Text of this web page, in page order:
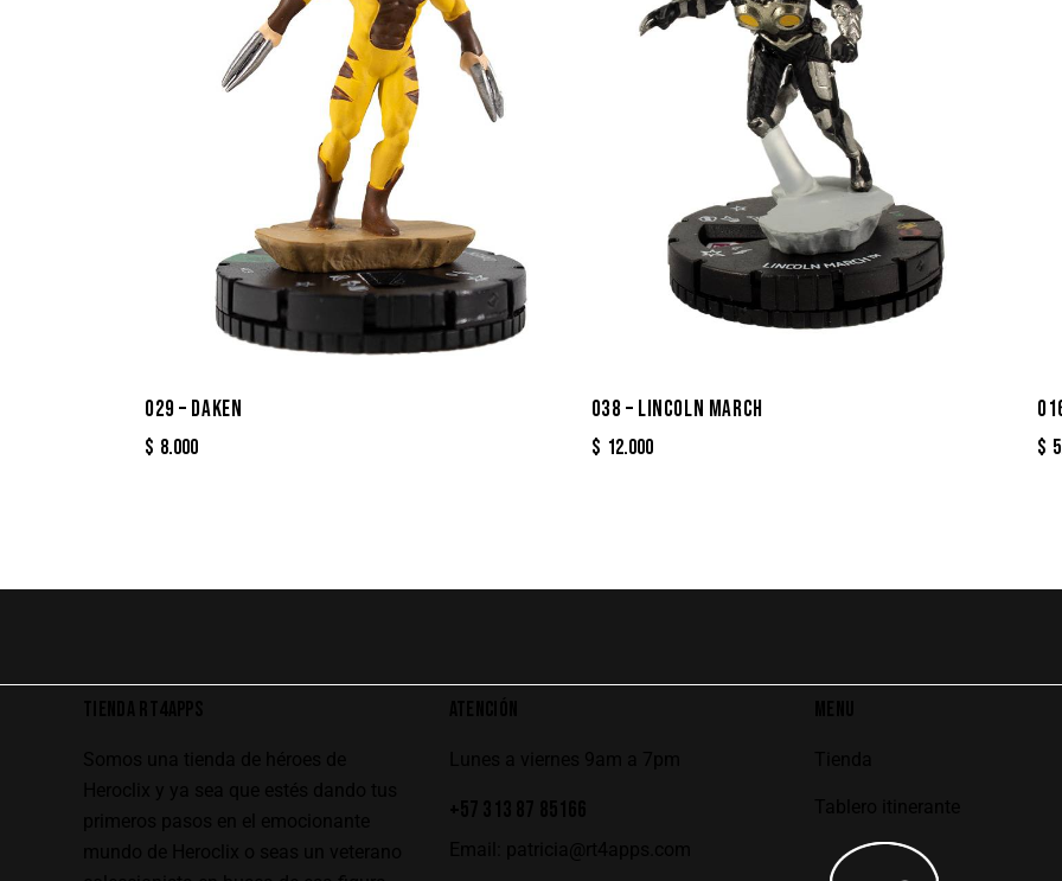
029 – DAKEN
$ 8.000
038 – LINCOLN MARCH
$ 12.000 $